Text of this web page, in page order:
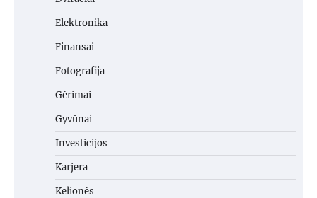
Elektronika
Finansai
Fotografija
Gėrimai
Gyvūnai
Investicijos
Karjera
Kelionės